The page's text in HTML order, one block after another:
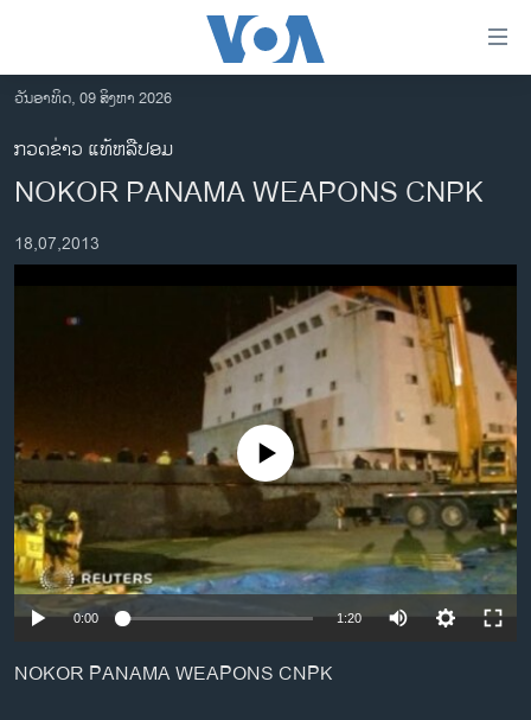
ເຂົ້າ
ຫາ
ຂ້າມ
ຂ້າມ
ໄປ
ອາເມຣິກາ
ການເລືອກຕັ້ງ ປະທານາທີບໍດີ ສະຫະລັດ 2024
ອິດສະຫຼະພາບດ້ານການຂ່າວ
ຊີວິດຊາວລາວ
ຊຸມຊົນຊາວລາວ
ວິທະຍາສາດ-ເທັກໂນໂລຈີ
ທຸລະກິດ
ພາສາອັງກິດ
ວີດີໂອ
ວັນອາທິດ, 09 ສິງຫາ 2026
ກວດຂ່າວ ແທ້ຫລືປອມ
NOKOR PANAMA WEAPONS CNPK
18,07,2013
No media source currently available
0:00 1:20
NOKOR PANAMA WEAPONS CNPK